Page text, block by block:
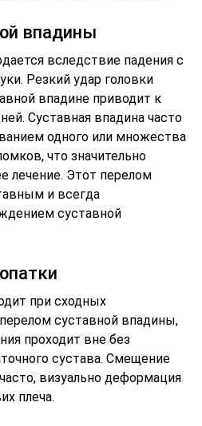
впадины
вследствие падения с
Резкий удар головки
впадине приводит к
Суставная впадина часто
одного или множества
что значительно
лечение. Этот перелом
и всегда
суставной
при сходных
суставной впадины,
проходит вне без
сустава. Смещение
визуально деформация
плеча.